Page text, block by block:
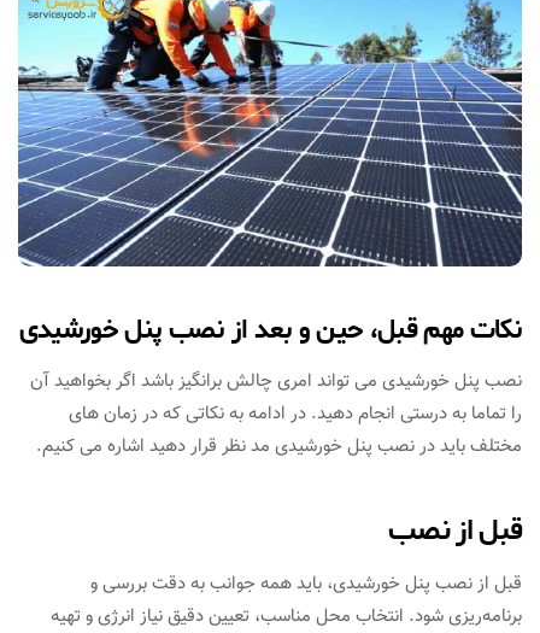
نکات مهم قبل، حین و بعد از نصب پنل خورشیدی
نصب پنل خورشیدی می تواند امری چالش برانگیز باشد اگر بخواهید آن
را تماما به درستی انجام دهید. در ادامه به نکاتی که در زمان های
مختلف باید در نصب پنل خورشیدی مد نظر قرار دهید اشاره می کنیم.
قبل از نصب
قبل از نصب پنل خورشیدی، باید همه جوانب به دقت بررسی و
برنامه‌ریزی شود. انتخاب محل مناسب، تعیین دقیق نیاز انرژی و تهیه